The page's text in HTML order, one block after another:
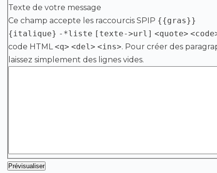
Texte de votre message
Ce champ accepte les raccourcis SPIP {{gras}}
{italique} -*liste [texte->url] <quote>
code HTML<q> <del> <ins>. Pour créer des
laissez simplement des lignes vides.